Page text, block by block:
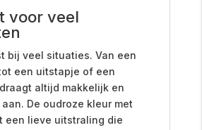
voor veel
bij veel situaties. Van een
een uitstapje of een
altijd makkelijk en
De oudroze kleur met
een lieve uitstraling die